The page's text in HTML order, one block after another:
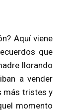
Aquí viene
que
llorando
a vender
más tristes y
momento